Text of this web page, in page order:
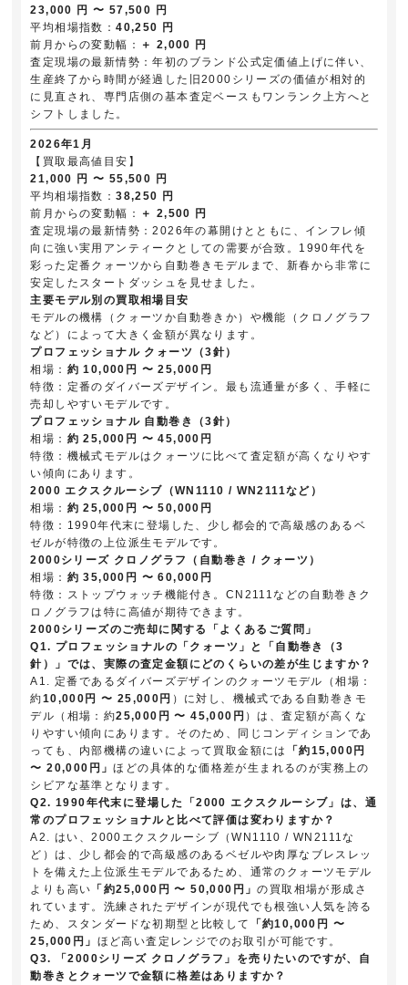
23,000 円 〜 57,500 円
平均相場指数：40,250 円
前月からの変動幅：
＋ 2,000 円
査定現場の最新情勢：年初のブランド公式定価値上げに伴い、
生産終了から時間が経過した旧2000シリーズの価値が相対的
に見直され、専門店側の基本査定ベースもワンランク上方へと
シフトしました。
2026年1月
【買取最高値目安】
21,000 円 〜 55,500 円
平均相場指数：38,250 円
前月からの変動幅：
＋ 2,500 円
査定現場の最新情勢：2026年の幕開けとともに、インフレ傾
向に強い実用アンティークとしての需要が合致。1990年代を
彩った定番クォーツから自動巻きモデルまで、新春から非常に
安定したスタートダッシュを見せました。
主要モデル別の買取相場目安
モデルの機構（クォーツか自動巻きか）や機能（クロノグラフ
など）によって大きく金額が異なります。
プロフェッショナル クォーツ（3針）
相場： 約 10,000円 〜 25,000円
特徴：定番のダイバーズデザイン。最も流通量が多く、手軽に
売却しやすいモデルです。
プロフェッショナル 自動巻き（3針）
相場： 約 25,000円 〜 45,000円
特徴：機械式モデルはクォーツに比べて査定額が高くなりやす
い傾向にあります。
2000 エクスクルーシブ（WN1110 / WN2111など）
相場： 約 25,000円 〜 50,000円
特徴：1990年代末に登場した、少し都会的で高級感のあるベ
ゼルが特徴の上位派生モデルです。
2000シリーズ クロノグラフ（自動巻き / クォーツ）
相場： 約 35,000円 〜 60,000円
特徴：ストップウォッチ機能付き。CN2111などの自動巻きク
ロノグラフは特に高値が期待できます。
2000シリーズのご売却に関する「よくあるご質問」
Q1. プロフェッショナルの「クォーツ」と「自動巻き（3
針）」では、実際の査定金額にどのくらいの差が生じますか？
A1. 定番であるダイバーズデザインのクォーツモデル（相場：
約10,000円 〜 25,000円 ）に対し、機械式である自動巻きモ
デル（相場：約25,000円 〜 45,000円 ）は、査定額が高くな
りやすい傾向にあります。そのため、同じコンディションであ
っても、内部機構の違いによって買取金額には
「約15,000円
〜 20,000円」ほどの具体的な価格差が生まれるのが実務上の
シビアな基準となります。
Q2. 1990年代末に登場した「2000 エクスクルーシブ」は、通
常のプロフェッショナルと比べて評価は変わりますか？
A2. はい、2000エクスクルーシブ（WN1110 / WN2111な
ど）は、少し都会的で高級感のあるベゼルや肉厚なブレスレッ
トを備えた上位派生モデルであるため、通常のクォーツモデル
よりも高い 「約25,000円 〜 50,000円」の買取相場が形成さ
れています。洗練されたデザインが現代でも根強い人気を誇る
ため、スタンダードな初期型と比較して
「約10,000円 〜
25,000円」 ほど高い査定レンジでのお取引が可能です。
Q3. 「2000シリーズ クロノグラフ」を売りたいのですが、自
動巻きとクォーツで金額に格差はありますか？